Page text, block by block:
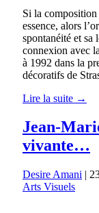
Si la composition
essence, alors
spontanéité et sa
connexion avec
à 1992 dans la
décoratifs de
Lire la suite →
Jean-
vivante…
Desire Amani |
Arts Visuels